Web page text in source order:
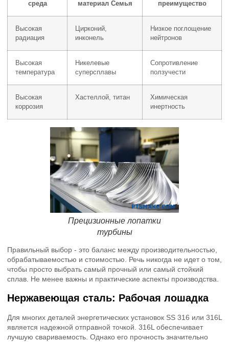
среда
материал Семья
преимущество
Высокая
радиация
Цирконий,
инконель
Низкое поглощение
нейтронов
Высокая
температура
Никелевые
суперсплавы
Сопротивление
ползучести
Высокая
коррозия
Хастеллой, титан
Химическая
инертность
Прецизионные лопатки
турбины
Правильный выбор - это баланс между производительностью,
обрабатываемостью и стоимостью. Речь никогда не идет о том,
чтобы просто выбрать самый прочный или самый стойкий
сплав. Не менее важны и практические аспекты производства.
Нержавеющая сталь: Рабочая лошадка
Для многих деталей энергетических установок SS 316 или 316L
является надежной отправной точкой. 316L обеспечивает
лучшую свариваемость. Однако его прочность значительно